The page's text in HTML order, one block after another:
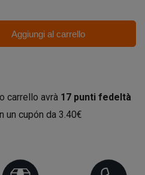
Aggiungi al carrello
carrello avrà 17 punti fedeltà
un cupón da 3.40€